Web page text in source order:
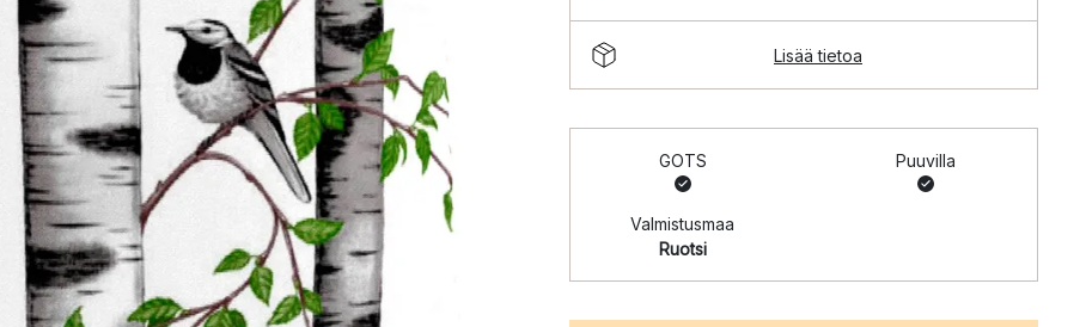
Lisää tietoa
GOTS Puuvilla
Valmistusmaa
Ruotsi